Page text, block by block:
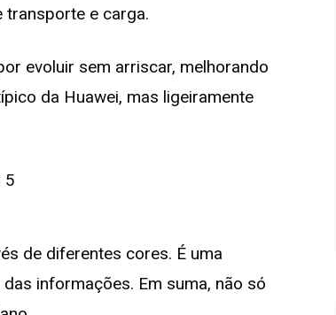
transporte e carga.
evoluir sem arriscar, melhorando
da Huawei, mas ligeiramente
de diferentes cores. É uma
informações. Em suma, não só